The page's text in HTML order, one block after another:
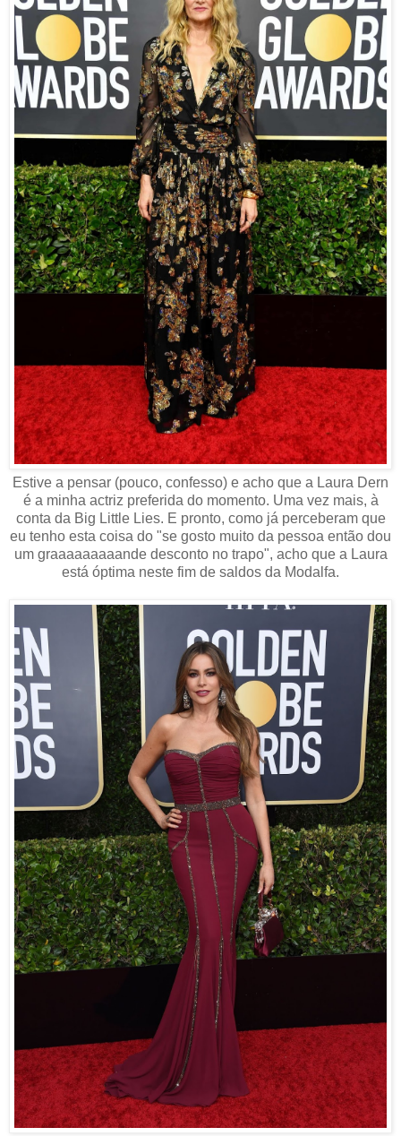
Estive a pensar (pouco, confesso) e acho que a Laura Dern
é a minha actriz preferida do momento. Uma vez mais, à
conta da Big Little Lies. E pronto, como já perceberam que
eu tenho esta coisa do "se gosto muito da pessoa então dou
um graaaaaaaaande desconto no trapo", acho que a Laura
está óptima neste fim de saldos da Modalfa.